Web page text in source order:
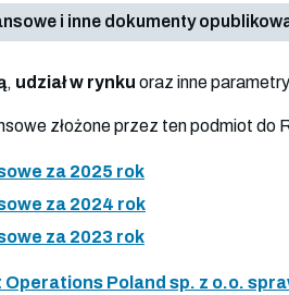
i inne dokumenty
, udział w rynku oraz inne
złożone przez ten podmiot
za 2025 rok
za 2024 rok
za 2023 rok
Operations Poland sp. z o.o.